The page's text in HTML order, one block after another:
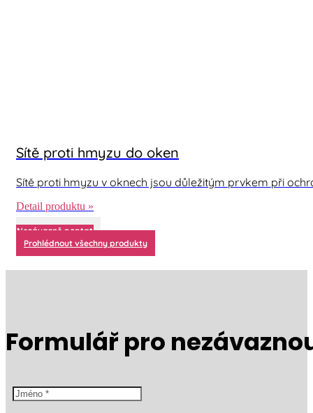
Sítě proti hmyzu do oken
Sítě proti hmyzu v oknech jsou důležitým prvkem při
Detail produktu »
Nezávazně poptat
Prohlédnout všechny produkty
Formulář pro